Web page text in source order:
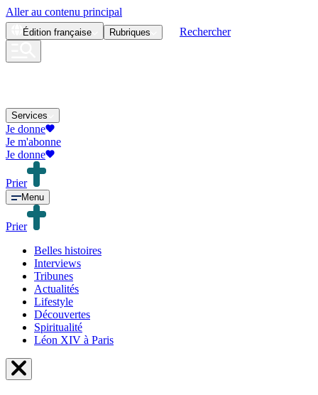
Aller au contenu principal
Édition française Rubriques Rechercher
Services
Je donne
Je m'abonne
Je donne
Prier
Menu
Prier
Belles histoires
Interviews
Tribunes
Actualités
Lifestyle
Découvertes
Spiritualité
Léon XIV à Paris